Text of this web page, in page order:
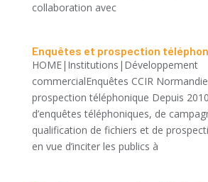
collaboration avec
Enquêtes et prospection
HOME|Institutions|Développement
commercialEnquêtes CCIR
prospection téléphonique Depuis
d’enquêtes téléphoniques, de
qualification de fichiers et de
en vue d’inciter les publics à